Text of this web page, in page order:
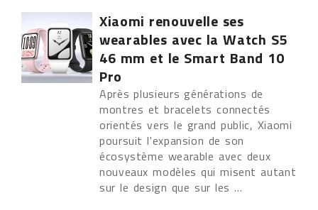
Xiaomi renouvelle ses
wearables avec la Watch S5
46 mm et le Smart Band 10
Pro
Après plusieurs générations de
montres et bracelets connectés
orientés vers le grand public, Xiaomi
poursuit l'expansion de son
écosystème wearable avec deux
nouveaux modèles qui misent autant
sur le design que sur les ...